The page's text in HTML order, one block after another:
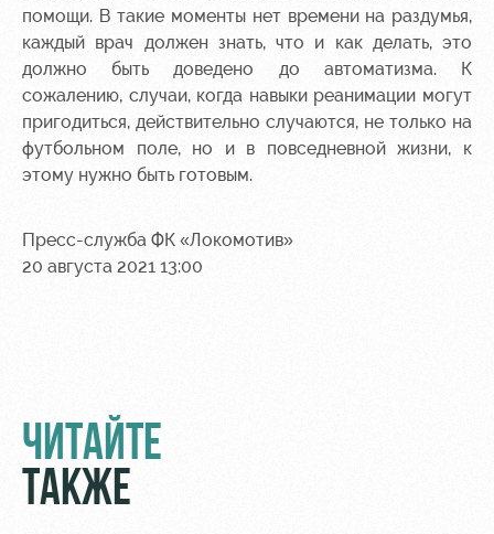
болельщиков
МГН
помощи. В такие моменты нет времени на раздумья,
каждый врач должен знать, что и как делать, это
должно быть доведено до автоматизма. К
сожалению, случаи, когда навыки реанимации могут
пригодиться, действительно случаются, не только на
футбольном поле, но и в повседневной жизни, к
этому нужно быть готовым.
Пресс-служба ФК «Локомотив»
20 августа 2021 13:00
ЧИТАЙТЕ
ТАКЖЕ